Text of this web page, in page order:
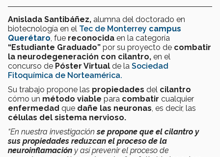
Anislada Santibáñez, alumna del doctorado en
biotecnología en el Tec de Monterrey campus
Querétaro , fue reconocida en la categoría
“Estudiante Graduado” por su proyecto de combatir
la neurodegeneración con cilantro, en el
concurso de Póster Virtual de la Sociedad
Fitoquímica de Norteamérica.
Su trabajo propone las propiedades del cilantro
cómo un método viable para combatir cualquier
enfermedad que dañe las neuronas , es decir, las
células del sistema nervioso.
“En nuestra investigaciónse propone que el cilantro y
sus propiedades reduzcan el proceso de la
neuroinflamación y así prevenir el proceso de